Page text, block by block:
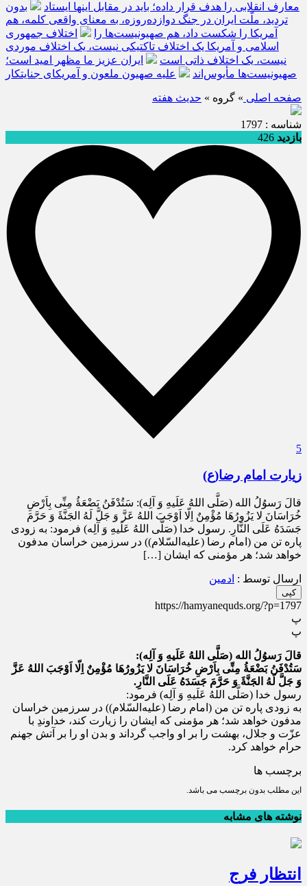
معارف انقلابی را هدف قرار داده؛ باید در مقابل اینها ایستاد
بدون
تردید، ملّت ایران در جنگ دوازده‌روزه، به معنای واقعی کلمه، هم
آمریکا را شکست داد، هم صهیونیست‌ها را
اختلاف جمهوری
اسلامی و آمریکا یک اختلاف تاکتیکی نیست، یک اختلاف موردی
نیست، یک اختلاف ذاتی است
ایران عزیز ما مظهر امید است؛
صهیونیست‌ها مأیوس‌اند
علیه صهیون ملعون و آمریکای جنایتکار
صفحه اصلی » گروه » حديث هفته
شناسه : 1797
بازدید 426
5
زیارت امام رضا(ع)
قالَ رَسوُلُ الله (صَلَّی اللهُ عَلَیهِ وَ آلِه): سَتُدْفَنُ بَضْعَۀُ مِنِّی بِاَرْضِ
خُرَاسَانَ لا یَزُورُهَا مُؤْمِنٌ اِلّا اَوْجَبَ اللهُ عَزَّ وَ جَلَّ لَهُ الجَنَّۀَ وَ حَرَّمَ
جَسَدَهُ عَلَی النَّارِ. رسول خدا (صَلَّی اللهُ عَلَیهِ وَ آلِه) فرمود: به زودی
پاره تن من (امام رضا (علیه‌السّلام)) در سرزمین خراسان مدفون
خواهد شد؛ هر مؤمنی که ایشان […]
ارسال توسط : ادمین
کپی
https://hamyanequds.org/?p=1797
پ
پ
قالَ رَسوُلُ الله (صَلَّی اللهُ عَلَیهِ وَ آلِه):
سَتُدْفَنُ بَضْعَۀُ مِنِّی بِاَرْضِ خُرَاسَانَ لا یَزُورُهَا مُؤْمِنٌ اِلّا اَوْجَبَ اللهُ عَزَّ
وَ جَلَّ لَهُ الجَنَّۀَ وَ حَرَّمَ جَسَدَهُ عَلَی النَّارِ.
رسول خدا (صَلَّی اللهُ عَلَیهِ وَ آلِه) فرمود:
به زودی پاره تن من (امام رضا (علیه‌السّلام)) در سرزمین خراسان
مدفون خواهد شد؛ هر مؤمنی که ایشان را زیارت کند، خداوندِ با
عزّت و جلال، بهشت را بر او واجب گرداند و بدن او را بر آتش جهنم
حرام خواهد کرد.
برچسب ها
این مطلب بدون برچسب می باشد.
نوشته های مشابه
انتظار فرج